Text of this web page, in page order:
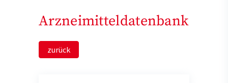
Arzneimitteldatenbank
zurück